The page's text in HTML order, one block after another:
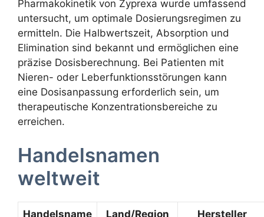
Pharmakokinetik von Zyprexa wurde umfassend
untersucht, um optimale Dosierungsregimen zu
ermitteln. Die Halbwertszeit, Absorption und
Elimination sind bekannt und ermöglichen eine
präzise Dosisberechnung. Bei Patienten mit
Nieren- oder Leberfunktionsstörungen kann
eine Dosisanpassung erforderlich sein, um
therapeutische Konzentrationsbereiche zu
erreichen.
Handelsnamen
weltweit
Handelsname Land/Region Hersteller